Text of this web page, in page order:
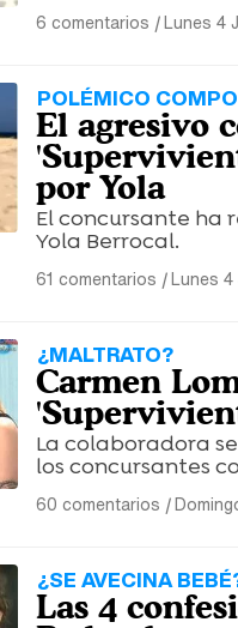
6 comentarios |Lunes 4
POLÉMICO
El agresivo
por Yola
El concursante ha
Yola Berrocal.
61 comentarios |Lunes 4
¿MALTRATO?
Carmen
La colaboradora
los concursantes
60 comentarios |
¿SE AVECINA
Las 4